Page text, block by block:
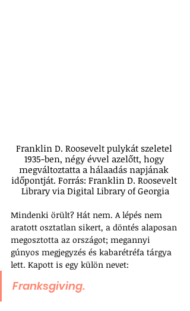
Franklin D. Roosevelt pulykát szeletel
1935-ben, négy évvel azelőtt, hogy
megváltoztatta a hálaadás napjának
időpontját. Forrás: Franklin D. Roosevelt
Library via Digital Library of Georgia
Mindenki örült? Hát nem. A lépés nem
aratott osztatlan sikert, a döntés alaposan
megosztotta az országot; megannyi
gúnyos megjegyzés és kabarétréfa tárgya
lett. Kapott is egy külön nevet:
Franksgiving.